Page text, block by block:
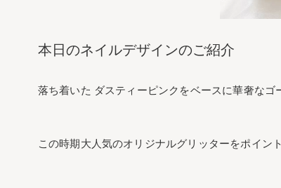
本日のネイルデザインのご紹介
落ち着いた ダスティーピンクをベースに華奢なゴ
この時期大人気のオリジナルグリッターをポイン